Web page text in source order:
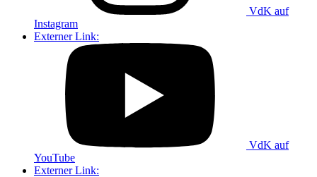
VdK auf
Instagram
Externer Link:
VdK auf
YouTube
Externer Link: